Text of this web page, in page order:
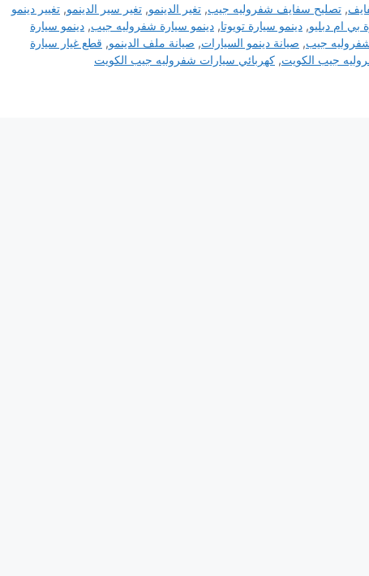
, تصليح سفايف شفروليه جيب, تغير الدينمو, تغير سير الدينمو, تغيير دينمو
بي ام دبليو, دينمو سيارة تويوتا, دينمو سيارة شفروليه جيب, دينمو سيارة
جيب, صيانة دينمو السيارات, صيانة ملف الدينمو, قطع غيار سيارة
جيب الكويت, كهربائي سيارات شفروليه جيب الكويت